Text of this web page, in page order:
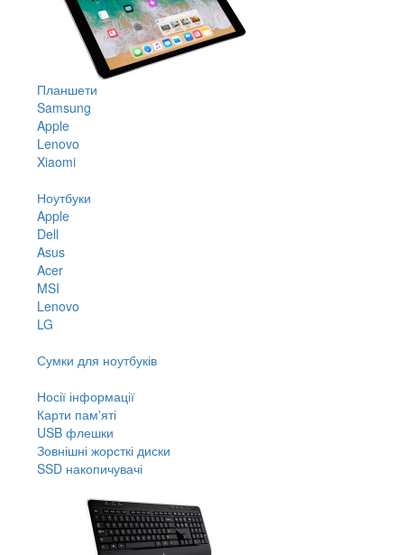
Планшети
Samsung
Apple
Lenovo
Xiaomi
Ноутбуки
Apple
Dell
Asus
Acer
MSI
Lenovo
LG
Сумки для ноутбуків
Носії інформації
Карти пам'яті
USB флешки
Зовнішні жорсткі диски
SSD накопичувачі